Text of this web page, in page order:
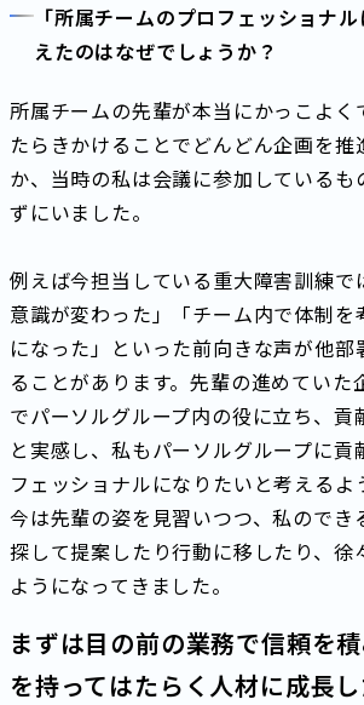
「所属チームのプロフェッショナ
えたのはなぜでしょうか？
所属チームの先輩が本当にかっこよく
たらきかけることでどんどん企画を推
か、当時の私は会議に参加しているも
ずにいました。
例えば今担当している重大障害訓練で
意識が変わった」「チーム内で体制を
になった」といった前向きな声が他部
ることがあります。先輩の進めていた
でパーソルグループ内の役に立ち、貢
と実感し、私もパーソルグループに貢
フェッショナルになりたいと考えるよ
今は先輩の姿を見習いつつ、私のでき
探して提案したり行動に移したり、徐
ようになってきました。
まずは目の前の業務で信頼を
を持ってはたらく人材に成長